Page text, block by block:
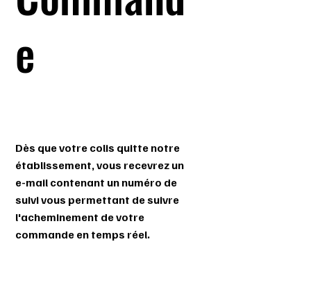
e
Dès que votre colis quitte notre
établissement, vous recevrez un
e-mail contenant un numéro de
suivi vous permettant de suivre
l'acheminement de votre
commande en temps réel.